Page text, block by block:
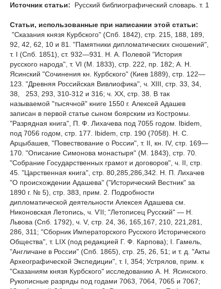
Источник статьи: Русский библиографический словарь. т. 1
Статьи, использованные при написании этой статьи:
"Сказания князя Курбского" (Спб. 1842), стр. 215, 188, 189,
92, 42, 62, 10 и 81. "Памятники дипломатических сношений",
т. I (Спб. 1851), ст. 932—931. Н. А. Полевой "История
русского народа", т. VI (М. 1833), стр. 222, пр. 182; А. Н.
Ясинский "Сочинения кн. Курбского" (Киев 1889), стр. 122—
123. "Древняя Российская Вивлиофика", ч. XIII, стр. 33, 34,
38, 253, 293, 310-312 и 316; ч. XX, стр. 38. В так
называемой "тысячной" книге 1550 г. Алексей Адашев
записан в первой статье сыном боярским из Костромы.
"Разрядная книга", П. Ф. Лихачева под 7055 годом. Ibidem,
под 7056 годом, стр. 177. Ibidem, стр. 190 (7058). Н. С.
Арцыбашев, "Повествование о России", т. II, кн. IV, стр. 169—
170. "Описание Симонова монастыря" (М. 1843), стр. 70.
"Собрание Государственных грамот и договоров", ч. II, стр.
45. "Царственная книга", стр. 80,285,286,342. Н. П. Лихачев
"О происхождении Адашева" ("Исторический Вестник" за
1890 г. № 5), стр. 383, прим. 2. Подробности
дипломатической деятельности Алексея Адашева см.
Никоновская Летопись, ч. ѴII; "Летописец Русский" — H.
Львова (Спб. 1792), ч. V, стр. 24, 36, 165,167, 210, 221,281,
286, 311; "Сборник Императорского Русского Исторического
Общества", т. LIX (под редакцией Г. Ф. Карпова); I. Гамель,
"Англичане в России" (Спб. 1865), стр. 25, 26, 51; и т. д. "Акты
Археографической Экспедиции", т. I, 354; Устрялов, прим. к
"Сказаниям князя Курбского" исследованию А. Н. Ясинского.
Рукописные разряды под годами 7063, 7064, 7065 и 7067;